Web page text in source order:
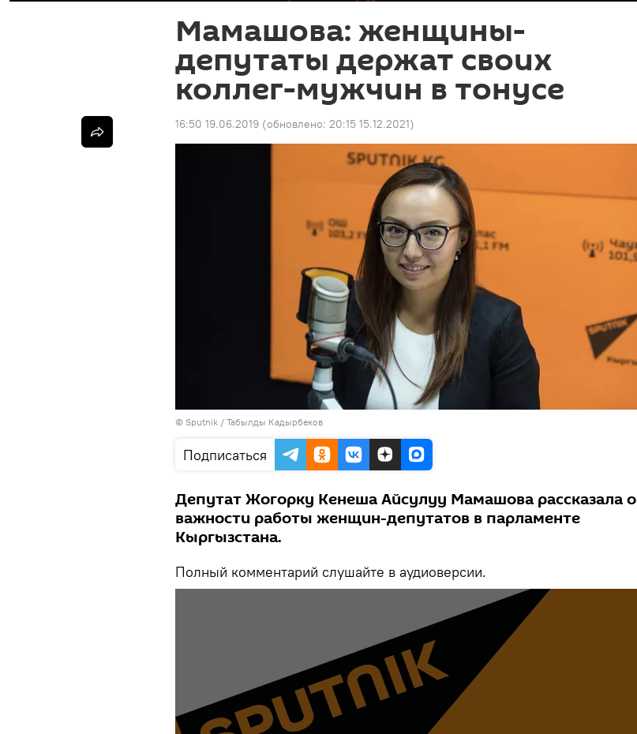
Мамашова: женщины-
депутаты держат своих
коллег-мужчин в тонусе
16:50 19.06.2019 (обновлено: 20:15 15.12.2021)
© Sputnik / Табылды Кадырбеков
Подписаться
Депутат Жогорку Кенеша Айсулуу Мамашова рассказала о
важности работы женщин-депутатов в парламенте
Кыргызстана.
Полный комментарий слушайте в аудиоверсии.